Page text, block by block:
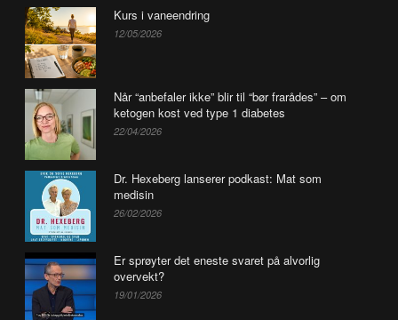
Kurs i vaneendring
12/05/2026
Når “anbefaler ikke” blir til “bør frarådes” – om
ketogen kost ved type 1 diabetes
22/04/2026
Dr. Hexeberg lanserer podkast: Mat som
medisin
26/02/2026
Er sprøyter det eneste svaret på alvorlig
overvekt?
19/01/2026